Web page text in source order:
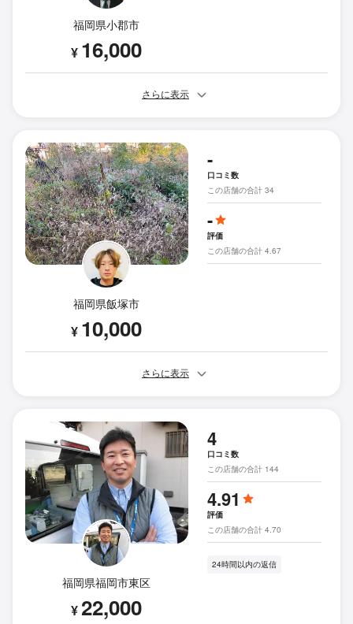
福岡県小郡市
¥ 16,000
さらに表示
福岡県飯塚市
¥ 10,000
-
口コミ数
この店舗の合計 34
-
評価
この店舗の合計 4.67
さらに表示
福岡県福岡市東区
¥22,000
4
口コミ数
この店舗の合計 144
4.91
評価
この店舗の合計 4.70
24時間以内の返信